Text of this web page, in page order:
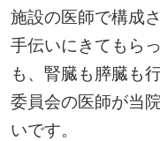
施設の医師で構成
手伝いにきてもら
も、腎臓も膵臓も
委員会の医師が当
いです。